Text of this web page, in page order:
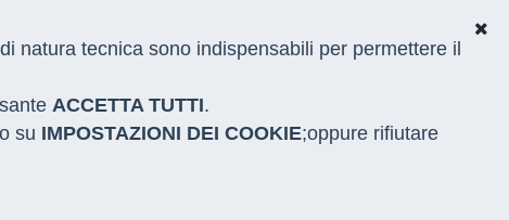
natura tecnica sono indispensabili per permettere il
ACCETTA TUTTI.
su IMPOSTAZIONI DEI COOKIE;oppure rifiutare